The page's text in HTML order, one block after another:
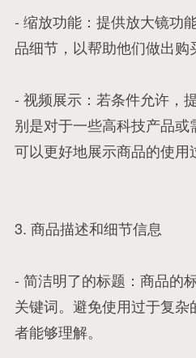
- 缩放功能：提供放大镜功
品细节，以帮助他们做出购
- 视频展示：若条件允许，
别是对于一些高科技产品
可以更好地展示商品的使用
3. 商品描述和细节信息
- 简洁明了的标题：商品的
关键词。避免使用过于复
者能够理解。